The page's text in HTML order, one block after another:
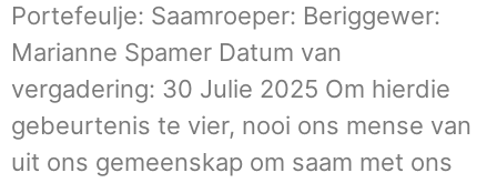
Portefeulje: Saamroeper: Beriggewer:
Marianne Spamer Datum van
vergadering: 30 Julie 2025 Om hierdie
gebeurtenis te vier, nooi ons mense van
uit ons gemeenskap om saam met ons